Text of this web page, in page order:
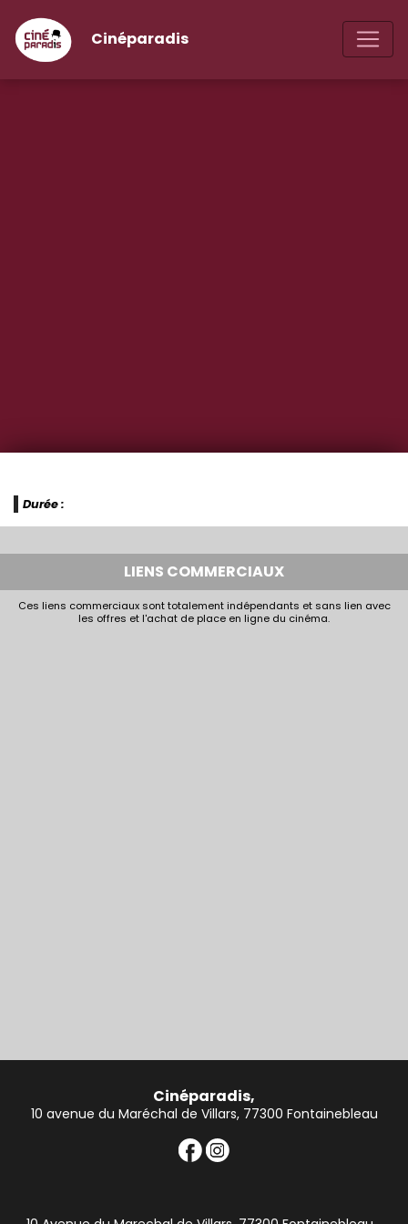
Cinéparadis
Durée :
LIENS COMMERCIAUX
Ces liens commerciaux sont totalement indépendants et sans lien avec
les offres et l'achat de place en ligne du cinéma.
Cinéparadis,
10 avenue du Maréchal de Villars, 77300 Fontainebleau